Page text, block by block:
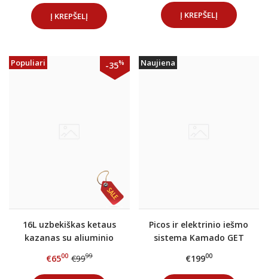
Į KREPŠELĮ Į KREPŠELĮ
Populiari -35%
16L uzbekiškas ketaus
kazanas su aliuminio
€6500 €9999
Naujiena
Picos ir elektrinio iešmo
sistema Kamado GET
€19900